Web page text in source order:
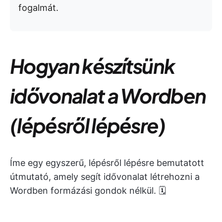
fogalmát.
Hogyan készítsünk
idővonalat a Wordben
(lépésről lépésre)
Íme egy egyszerű, lépésről lépésre bemutatott
útmutató, amely segít idővonalat létrehozni a
Wordben formázási gondok nélkül. 🗓️